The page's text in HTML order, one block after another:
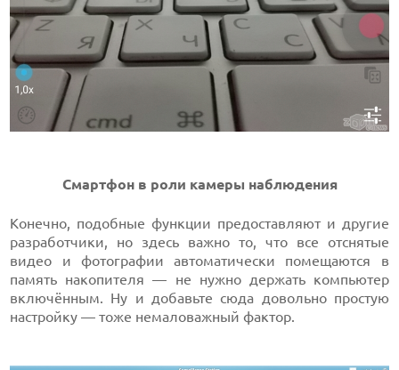
Смартфон в роли камеры наблюдения
Конечно, подобные функции предоставляют и другие
разработчики, но здесь важно то, что все отснятые
видео и фотографии автоматически помещаются в
память накопителя — не нужно держать компьютер
включённым. Ну и добавьте сюда довольно простую
настройку — тоже немаловажный фактор.